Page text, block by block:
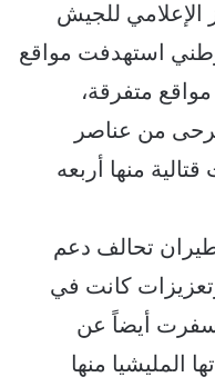
للجيش
استهدفت مواقع
متفرقة،
من عناصر
منها أربعه
تحالف دعم
كانت في
أيضاً عن
المليشيا منها